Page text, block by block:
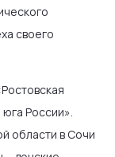
своего
России».
области в Сочи